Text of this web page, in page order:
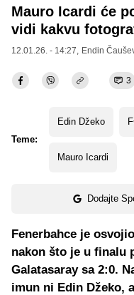
Mauro Icardi će
vidi kakvu
12.01.26. - 14:27, Endin
3
Teme:
Edin Džeko
Mauro Icardi
Dodajte
Fenerbahce je
nakon što je u finalu
Galatasaray sa 2:0.
imun ni Edin Džeko,